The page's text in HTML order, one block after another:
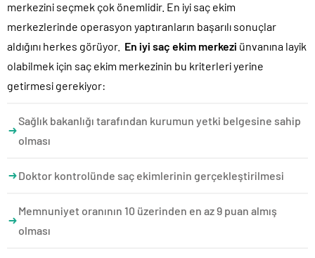
merkezini seçmek çok önemlidir. En iyi saç ekim
merkezlerinde operasyon yaptıranların başarılı sonuçlar
aldığını herkes görüyor. En iyi saç ekim merkezi ünvanına layik
olabilmek için saç ekim merkezinin bu kriterleri yerine
getirmesi gerekiyor:
Sağlık bakanlığı tarafından kurumun yetki belgesine sahip
olması
Doktor kontrolünde saç ekimlerinin gerçekleştirilmesi
Memnuniyet oranının 10 üzerinden en az 9 puan almış
olması